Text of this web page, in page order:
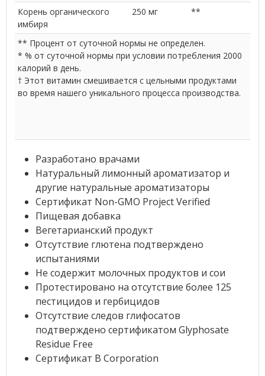
Корень органического
имбиря
250 мг **
** Процент от суточной нормы не определен.
* % от суточной нормы при условии потребления 2000
калорий в день.
† Этот витамин смешивается с цельными продуктами
во время нашего уникального процесса производства.
Разработано врачами
Натуральный лимонный ароматизатор и
другие натуральные ароматизаторы
Сертификат Non-GMO Project Verified
Пищевая добавка
Вегетарианский продукт
Отсутствие глютена подтверждено
испытаниями
Не содержит молочных продуктов и сои
Протестировано на отсутствие более 125
пестицидов и гербицидов
Отсутствие следов глифосатов
подтверждено сертификатом Glyphosate
Residue Free
Сертификат B Corporation